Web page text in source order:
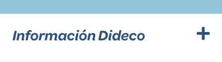
Información Dideco